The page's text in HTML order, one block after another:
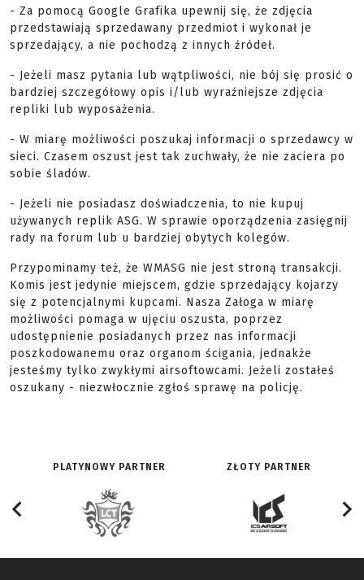
- Za pomocą Google Grafika upewnij się, że zdjęcia
przedstawiają sprzedawany przedmiot i wykonał je
sprzedający, a nie pochodzą z innych źródeł.
- Jeżeli masz pytania lub wątpliwości, nie bój się prosić o
bardziej szczegółowy opis i/lub wyraźniejsze zdjęcia
repliki lub wyposażenia.
- W miarę możliwości poszukaj informacji o sprzedawcy w
sieci. Czasem oszust jest tak zuchwały, że nie zaciera po
sobie śladów.
- Jeżeli nie posiadasz doświadczenia, to nie kupuj
używanych replik ASG. W sprawie oporządzenia zasięgnij
rady na forum lub u bardziej obytych kolegów.
Przypominamy też, że WMASG nie jest stroną transakcji.
Komis jest jedynie miejscem, gdzie sprzedający kojarzy
się z potencjalnymi kupcami. Nasza Załoga w miarę
możliwości pomaga w ujęciu oszusta, poprzez
udostępnienie posiadanych przez nas informacji
poszkodowanemu oraz organom ścigania, jednakże
jesteśmy tylko zwykłymi airsoftowcami. Jeżeli zostałeś
oszukany - niezwłocznie zgłoś sprawę na policję.
PLATYNOWY PARTNER ZŁOTY PARTNER